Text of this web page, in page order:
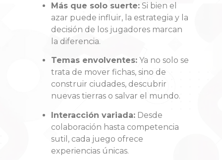
Más que solo suerte:Si bien el
azar puede influir, la estrategia y la
decisión de los jugadores marcan
la diferencia.
Temas envolventes:Ya no solo se
trata de mover fichas, sino de
construir ciudades, descubrir
nuevas tierras o salvar el mundo.
Interacción variada:Desde
colaboración hasta competencia
sutil, cada juego ofrece
experiencias únicas.